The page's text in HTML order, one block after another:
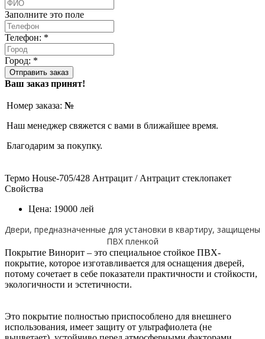
Заполните это поле
Телефон: *
Город: *
Ваш заказ принят!
Номер заказа: №
Наш менеджер свяжется с вами в ближайшее время.
Благодарим за покупку.
Термо House-705/428 Антрацит / Антрацит стеклопакет
Свойства
Цена: 19000 лей
Двери, предназначенные для установки в квартиру, защищены
ПВХ пленкой
Покрытие Винорит – это специальное стойкое ПВХ-
покрытие, которое изготавливается для оснащения дверей,
потому сочетает в себе показатели практичности и стойкости,
экологичности и эстетичности.
Это покрытие полностью приспособлено для внешнего
использования, имеет защиту от ультрафиолета (не